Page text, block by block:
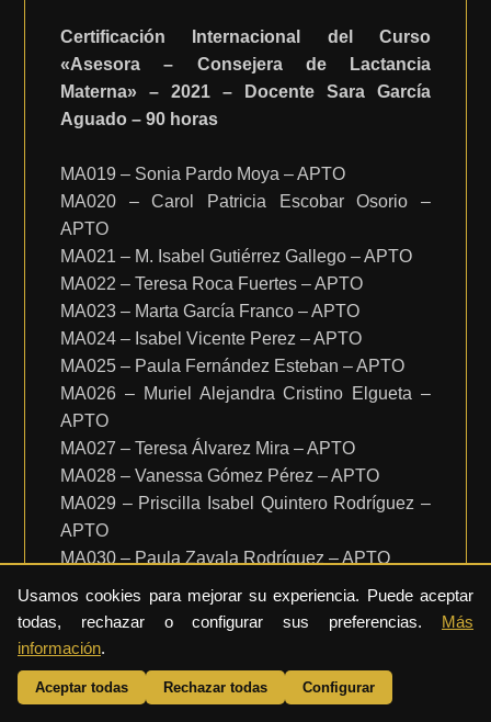
Certificación Internacional del Curso
«Asesora – Consejera de Lactancia
Materna» – 2021 – Docente Sara García
Aguado – 90 horas
MA019 – Sonia Pardo Moya – APTO
MA020 – Carol Patricia Escobar Osorio –
APTO
MA021 – M. Isabel Gutiérrez Gallego – APTO
MA022 – Teresa Roca Fuertes – APTO
MA023 – Marta García Franco – APTO
MA024 – Isabel Vicente Perez – APTO
MA025 – Paula Fernández Esteban – APTO
MA026 – Muriel Alejandra Cristino Elgueta –
APTO
MA027 – Teresa Álvarez Mira – APTO
MA028 – Vanessa Gómez Pérez – APTO
MA029 – Priscilla Isabel Quintero Rodríguez –
APTO
MA030 – Paula Zavala Rodríguez – APTO
MA031 – Teresa Arteche Alonso – APTO
MA031 – Georgina Frech Alvarez – APTO
MA032 – Cristina Perich Roman – APTO
MA033 – Laura Cabello Murgui – APTO
MA034 – Gabriela Moguilner – APTO
Usamos cookies para mejorar su experiencia. Puede aceptar
todas, rechazar o configurar sus preferencias. Más
información.
Aceptar todas Rechazar todas Configurar